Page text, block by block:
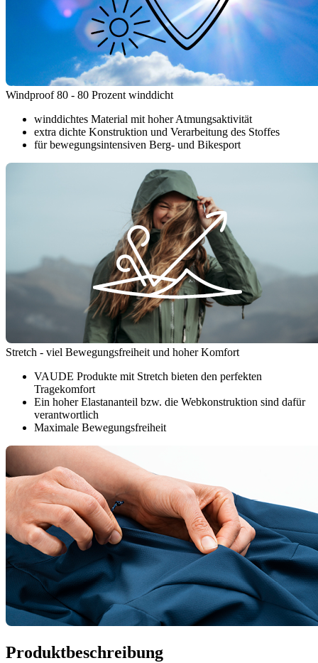
Windproof 80 - 80 Prozent winddicht
winddichtes Material mit hoher Atmungsaktivität
extra dichte Konstruktion und Verarbeitung des Stoffes
für bewegungsintensiven Berg- und Bikesport
Stretch - viel Bewegungsfreiheit und hoher Komfort
VAUDE Produkte mit Stretch bieten den perfekten
Tragekomfort
Ein hoher Elastananteil bzw. die Webkonstruktion sind dafür
verantwortlich
Maximale Bewegungsfreiheit
Produktbeschreibung